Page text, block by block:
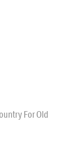
For Old